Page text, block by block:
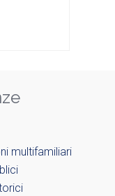
multifamiliari